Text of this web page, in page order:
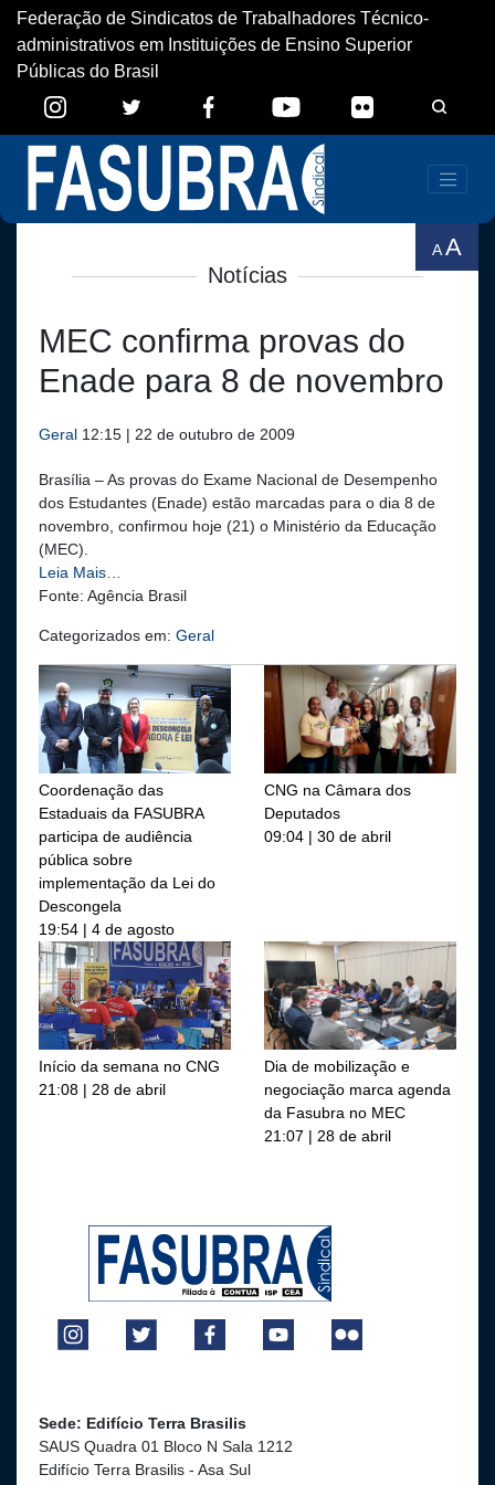
Federação de Sindicatos de Trabalhadores Técnico-
administrativos em Instituições de Ensino Superior
Públicas do Brasil
AA
Notícias
MEC confirma provas do
Enade para 8 de novembro
Geral 12:15 | 22 de outubro de 2009
Brasília – As provas do Exame Nacional de Desempenho
dos Estudantes (Enade) estão marcadas para o dia 8 de
novembro, confirmou hoje (21) o Ministério da Educação
(MEC).
Leia Mais…
Fonte: Agência Brasil
Categorizados em: Geral
Coordenação das
Estaduais da FASUBRA
participa de audiência
pública sobre
implementação da Lei do
Descongela
19:54 | 4 de agosto
CNG na Câmara dos
Deputados
09:04 | 30 de abril
Início da semana no CNG
21:08 | 28 de abril
Dia de mobilização e
negociação marca agenda
da Fasubra no MEC
21:07 | 28 de abril
Sede: Edifício Terra Brasilis
SAUS Quadra 01 Bloco N Sala 1212
Edifício Terra Brasilis - Asa Sul